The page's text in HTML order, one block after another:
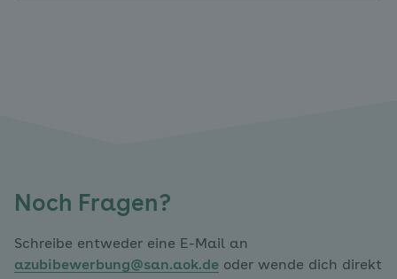
Noch Fragen?
Schreibe entweder eine E-Mail an
azubibewerbung@san.aok.de oder wende dich direkt